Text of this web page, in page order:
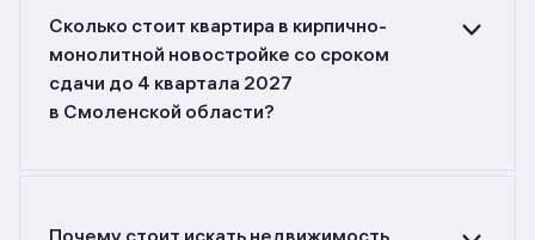
в Смоленской области? Воспользуйтесь
фильтрами или поиском в разделе.
Сколько стоит квартира в кирпично-
монолитной новостройке со сроком
сдачи до 4 квартала 2027
в Смоленской области?
Площадь составляет от 20 до 57,5 кв. м., цена